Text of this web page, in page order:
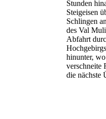
Stunden
Steigeisen
Schlingen
des Val
Abfahrt
hinunter,
verschneite
die nächste